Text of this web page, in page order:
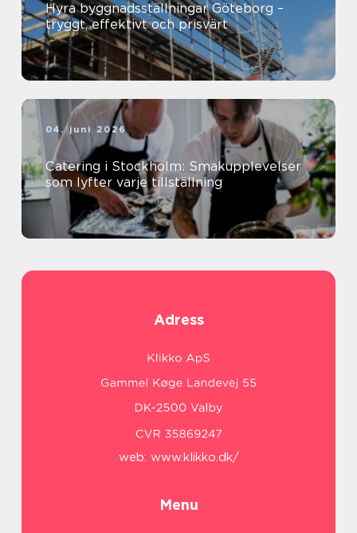
Hyra byggnadsställningar Göteborg –
tryggt, effektivt och prisvärt
04. juni 2026
Catering i Stockholm: Smakupplevelser
som lyfter varje tillställning
Adress
web: www.klikko.dk/
Menu